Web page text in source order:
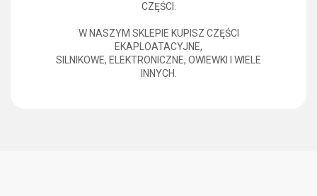
CZĘŚCI.
W NASZYM SKLEPIE KUPISZ CZĘŚCI
EKAPLOATACYJNE,
SILNIKOWE, ELEKTRONICZNE, OWIEWKI I WIELE
INNYCH.